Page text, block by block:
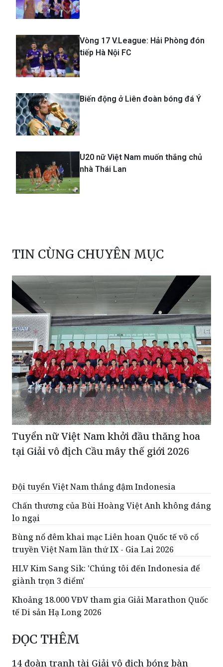
Vòng 17 V.League: Hải Phòng đón
tiếp Hà Nội FC
Biến động ở Liên đoàn bóng đá Ý
U20 nữ Việt Nam muốn thắng chủ
nhà Thái Lan
TIN CÙNG CHUYÊN MỤC
Tuyển nữ Việt Nam khởi đầu thăng hoa
tại Giải vô địch Cầu mây thế giới 2026
Đội tuyển Việt Nam thắng đậm Indonesia
Chấn thương của Bùi Hoàng Việt Anh không đáng
lo ngại
Bùng nổ đêm khai mạc Liên hoan Quốc tế võ cổ
truyền Việt Nam lần thứ IX - Gia Lai 2026
HLV Kim Sang Sik: 'Chúng tôi đến Indonesia để
giành trọn 3 điểm'
Khoảng 18.000 VĐV tham gia Giải Marathon Quốc
tế Di sản Hạ Long 2026
ĐỌC THÊM
14 đoàn tranh tài Giải vô địch bóng bàn